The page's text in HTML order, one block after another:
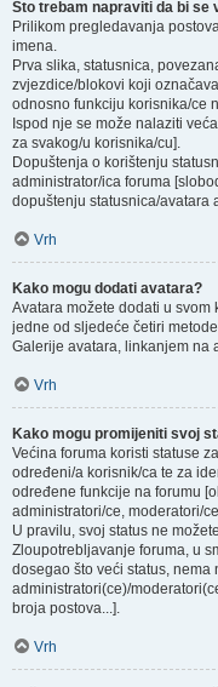
Što trebam napraviti da bi se
Prilikom pregledavanja
imena.
Prva slika, statusnica,
zvjezdice/blokovi koji
odnosno funkciju korisnika/ce
Ispod nje se može nalaziti
za svakog/u korisnika/cu].
Dopuštenja o korištenju
administrator/ica foruma
dopuštenju statusnica/avatara
Vrh
Kako mogu dodati avatara?
Avatara možete dodati u svom
jedne od sljedeće četiri
Galerije avatara, linkanjem na
Vrh
Kako mogu promijeniti svoj
Većina foruma koristi statuse
određeni/a korisnik/ca te za
određene funkcije na forumu
administratori/ce, moderatori/
U pravilu, svoj status ne
Zloupotrebljavanje foruma, u
dosegao što veći status, nema
administratori(ce)/
broja postova...].
Vrh